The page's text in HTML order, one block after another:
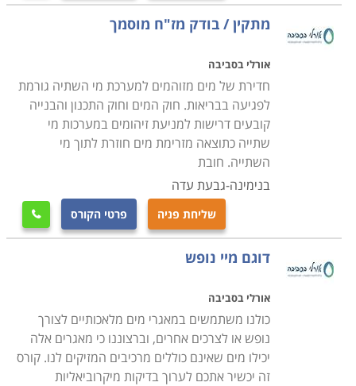
מתקין / בודק מז"ח מוסמך
אורלי בסביבה
חדירת של מים מזוהמים למערכת מי השתיה גורמת
לפגיעה בבריאות. חוק המים וחוק התכנון והבנייה
קובעים דרישות למניעת זיהומים במערכות מי
שתייה כתוצאה מזרימת מים חוזרת לתוך מי
השתייה. חובת
בנימינה-גבעת עדה
שליחת פניה פרטי הקורס 
דוגם מיי נופש
אורלי בסביבה
כולנו משתמשים במאגרי מים מלאכותיים לצורך
נופש או לצרכים אחרים, וברצוננו כי מאגרים אלה
יכילו מים שאינם כוללים מרכיבים המזיקים לנו. קורס
זה יכשיר אתכם לערוך בדיקות מיקרוביאליות